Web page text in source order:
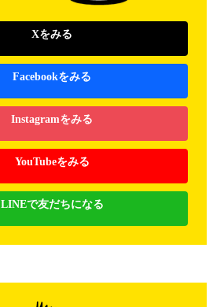
Xをみる
Facebookをみる
Instagramをみる
YouTubeをみる
LINEで友だちになる